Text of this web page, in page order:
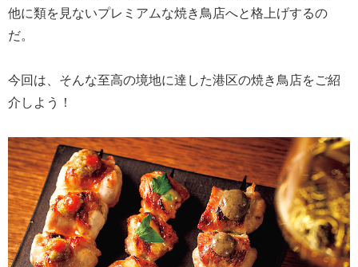
他に類を見ないプレミアムな焼き鳥店へと格上げするの
だ。
今回は、そんな至高の境地に達した港区の焼き鳥店をご紹
介しよう！